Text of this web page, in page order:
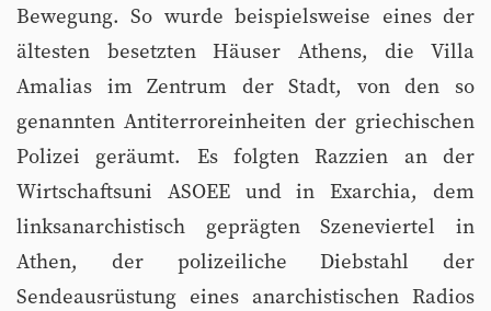
Bewegung. So wurde beispielsweise eines der
ältesten besetzten Häuser Athens, die Villa
Amalias im Zentrum der Stadt, von den so
genannten Antiterroreinheiten der griechischen
Polizei geräumt. Es folgten Razzien an der
Wirtschaftsuni ASOEE und in Exarchia, dem
linksanarchistisch geprägten Szeneviertel in
Athen, der polizeiliche Diebstahl der
Sendeausrüstung eines anarchistischen Radios